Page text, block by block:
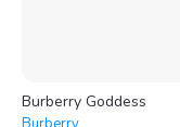
Burberry Goddess